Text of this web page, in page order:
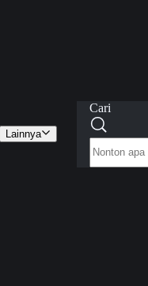
Lainnya
Cari